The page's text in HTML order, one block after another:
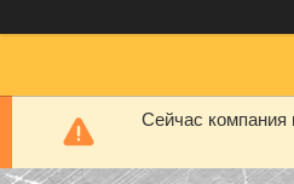
Сейчас компания